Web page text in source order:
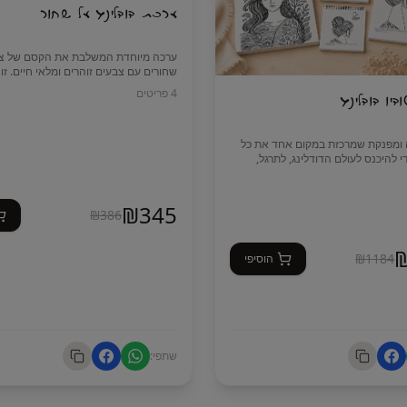
דודלינג
ומפנקת שמרכזת במקום אחד את כל
להיכנס לעולם הדודלינג, לתרגל,
ממבחר גדול של צבעים וכלי ציור
₪1184 הוסיפי
ערכת דודלינג על שחור
ערכה מיוחדת המשלבת את הקסם של
שחורים עם צבעים זוהרים ומלאי חיים.
מושלמת לכל מי שאוהבת דודלינג, איור
🤍 שלושה עטי ג'ל בגווני לבן, כסף
4פריטים
₪345
₪386
שתפי: